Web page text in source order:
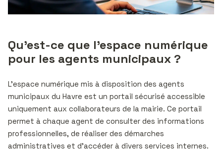
Qu’est-ce que l’espace numérique
pour les agents municipaux ?
L’espace numérique mis à disposition des agents
municipaux du Havre est un portail sécurisé accessible
uniquement aux collaborateurs de la mairie. Ce portail
permet à chaque agent de consulter des informations
professionnelles, de réaliser des démarches
administratives et d’accéder à divers services internes.